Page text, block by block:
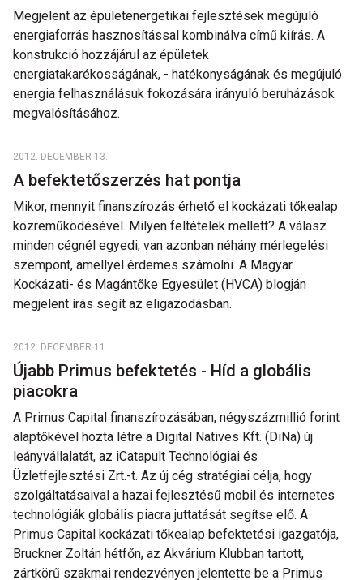
Megjelent az épületenergetikai fejlesztések megújuló
energiaforrás hasznosítással kombinálva című kiírás. A
konstrukció hozzájárul az épületek
energiatakarékosságának, - hatékonyságának és megújuló
energia felhasználásuk fokozására irányuló beruházások
megvalósításához.
2012. DECEMBER 13.
A befektetőszerzés hat pontja
Mikor, mennyit finanszírozás érhető el kockázati tőkealap
közreműködésével. Milyen feltételek mellett? A válasz
minden cégnél egyedi, van azonban néhány mérlegelési
szempont, amellyel érdemes számolni. A Magyar
Kockázati- és Magántőke Egyesület (HVCA) blogján
megjelent írás segít az eligazodásban.
2012. DECEMBER 11.
Újabb Primus befektetés - Híd a globális
piacokra
A Primus Capital finanszírozásában, négyszázmillió forint
alaptőkével hozta létre a Digital Natives Kft. (DiNa) új
leányvállalatát, az iCatapult Technológiai és
Üzletfejlesztési Zrt.-t. Az új cég stratégiai célja, hogy
szolgáltatásaival a hazai fejlesztésű mobil és internetes
technológiák globális piacra juttatását segítse elő. A
Primus Capital kockázati tőkealap befektetési igazgatója,
Bruckner Zoltán hétfőn, az Akvárium Klubban tartott,
zártkörű szakmai rendezvényen jelentette be a Primus